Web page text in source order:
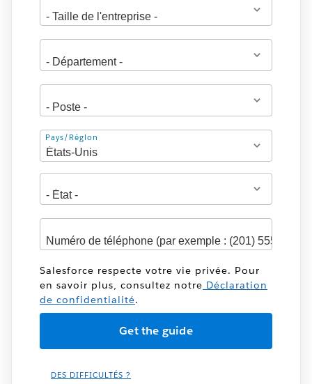
Adresse
Pays/Région
Salesforce respecte votre vie privée. Pour
en savoir plus, consultez notre Déclaration
de confidentialité.
DES DIFFICULTÉS ?